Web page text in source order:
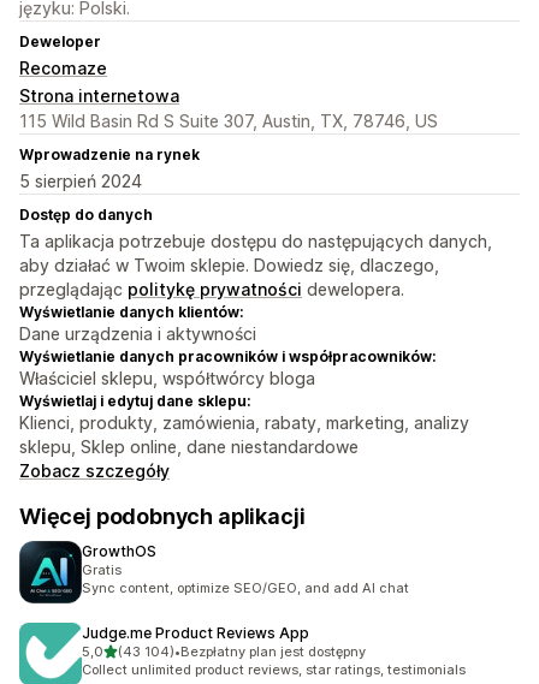
języku: Polski.
Deweloper
Recomaze
Strona internetowa
115 Wild Basin Rd S Suite 307, Austin, TX, 78746, US
Wprowadzenie na rynek
5 sierpień 2024
Dostęp do danych
Ta aplikacja potrzebuje dostępu do następujących danych,
aby działać w Twoim sklepie. Dowiedz się, dlaczego,
przeglądając politykę prywatności dewelopera.
Wyświetlanie danych klientów:
Dane urządzenia i aktywności
Wyświetlanie danych pracowników i współpracowników:
Właściciel sklepu, współtwórcy bloga
Wyświetlaj i edytuj dane sklepu:
Klienci, produkty, zamówienia, rabaty, marketing, analizy
sklepu, Sklep online, dane niestandardowe
Zobacz szczegóły
Więcej podobnych aplikacji
GrowthOS
Gratis
Sync content, optimize SEO/GEO, and add AI chat
Judge.me Product Reviews App
5,0na 5 gwiazdek
(43 104)
Łączna liczba recenzji: 43104
•Bezpłatny plan jest dostępny
Collect unlimited product reviews, star ratings, testimonials